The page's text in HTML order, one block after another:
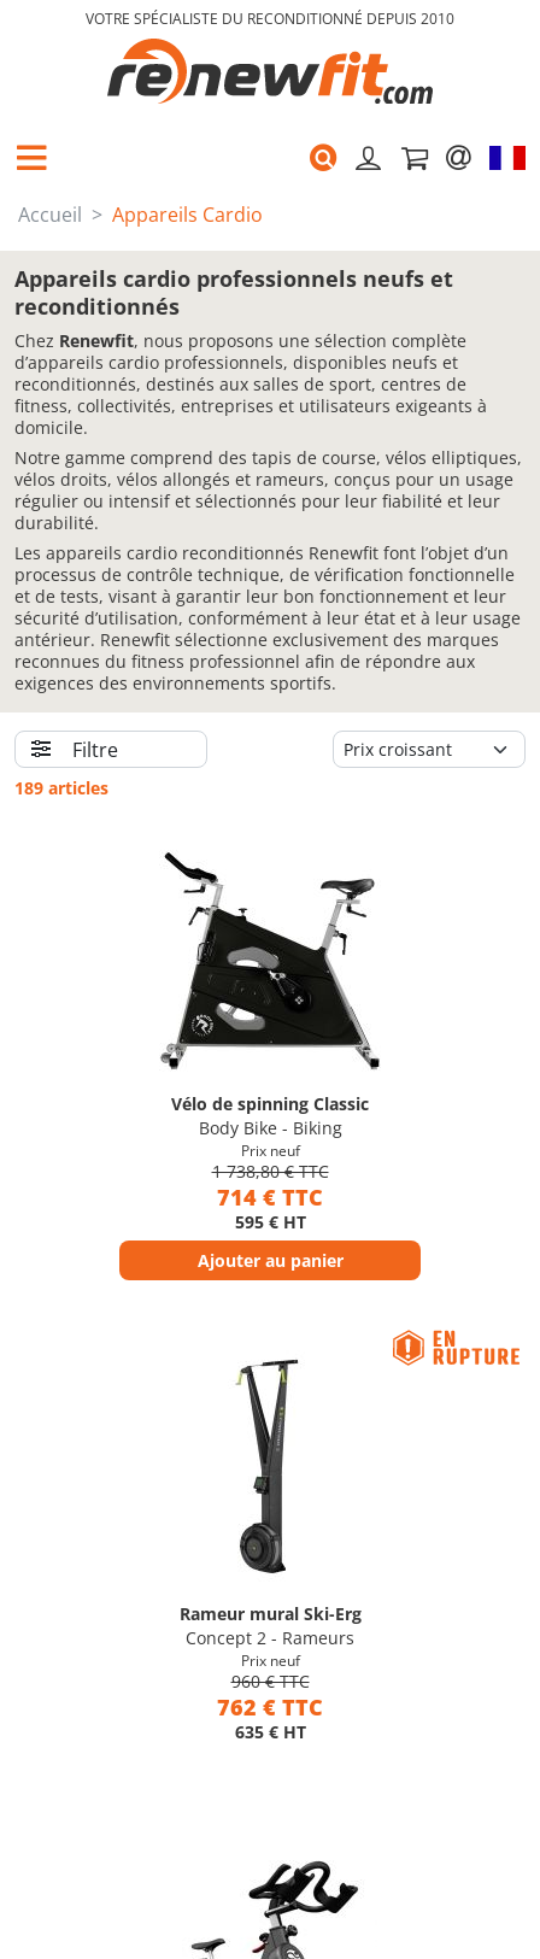
VOTRE SPÉCIALISTE DU RECONDITIONNÉ DEPUIS 2010
Accueil Appareils Cardio
Appareils cardio professionnels neufs et
reconditionnés
Chez Renewfit, nous proposons une sélection complète
d’appareils cardio professionnels, disponibles neufs et
reconditionnés, destinés aux salles de sport, centres de
fitness, collectivités, entreprises et utilisateurs exigeants à
domicile.
Notre gamme comprend des tapis de course, vélos elliptiques,
vélos droits, vélos allongés et rameurs, conçus pour un usage
régulier ou intensif et sélectionnés pour leur fiabilité et leur
durabilité.
Les appareils cardio reconditionnés Renewfit font l’objet d’un
processus de contrôle technique, de vérification fonctionnelle
et de tests, visant à garantir leur bon fonctionnement et leur
sécurité d’utilisation, conformément à leur état et à leur usage
antérieur. Renewfit sélectionne exclusivement des marques
reconnues du fitness professionnel afin de répondre aux
exigences des environnements sportifs.
Filtre
189 articles
Vélo de spinning Classic
Body Bike - Biking
Prix neuf
1 738,80 € TTC
714 € TTC
595 € HT
Ajouter au panier
Rameur mural Ski-Erg
Concept 2 - Rameurs
Prix neuf
960 € TTC
762 € TTC
635 € HT